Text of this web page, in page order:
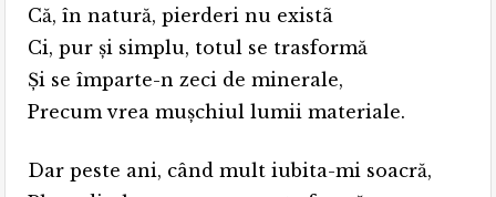
Că, în natură, pierderi nu existã
Ci, pur şi simplu, totul se trasformă
Şi se împarte-n zeci de minerale,
Precum vrea muşchiul lumii materiale.
Dar peste ani, când mult iubita-mi soacră,